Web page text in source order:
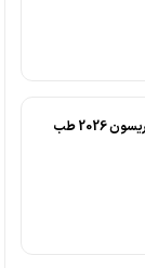
ترجمه اصول طب داخلی هاریسون 2026 طب